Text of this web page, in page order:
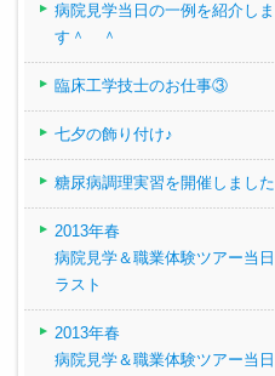
病院見学当日の一例を紹介しま
す＾ ＾
臨床工学技士のお仕事③
七夕の飾り付け♪
糖尿病調理実習を開催しました
2013年春
病院見学＆職業体験ツアー当日
ラスト
2013年春
病院見学＆職業体験ツアー当日